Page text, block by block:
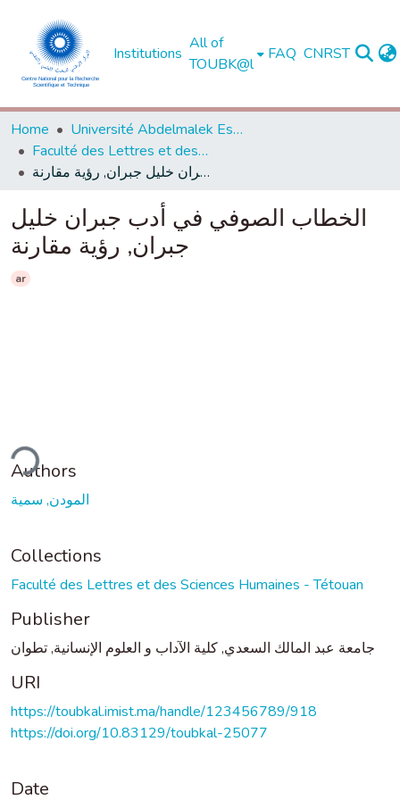
Institutions
All of
TOUBK@l
FAQ CNRST
Home
Université Abdelmalek Essaadi - Tétouan
Faculté des Lettres et des Sciences Humaines - Tétouan
الخطاب الصوفي في أدب جبران خليل جبران, رؤية مقارنة
الخطاب الصوفي في أدب جبران خليل
جبران, رؤية مقارنة
ar
Authors
المودن, سمية
Collections
Faculté des Lettres et des Sciences Humaines - Tétouan
Publisher
جامعة عبد المالك السعدي, كلية الآداب و العلوم الإنسانية, تطوان
URI
https://toubkal.imist.ma/handle/123456789/918
https://doi.org/10.83129/toubkal-25077
Date